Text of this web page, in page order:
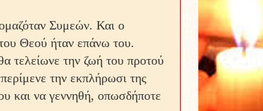
Συμεών. Και ο
Θεού ήταν ­επάνω του.
τελείωνε την ζωή του προτού
την εκπλήρωσι της
και να γεννηθή, οπωσδήποτε